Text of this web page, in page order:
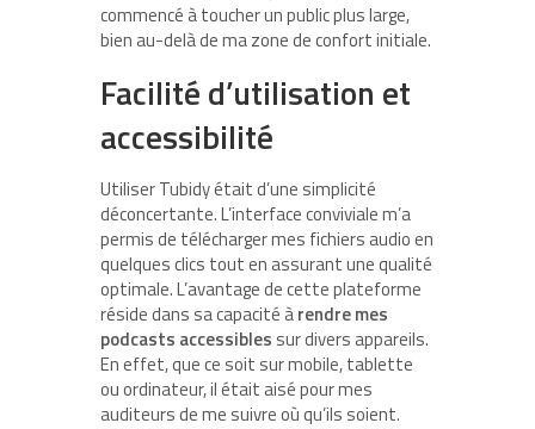
commencé à toucher un public plus large,
bien au-delà de ma zone de confort initiale.
Facilité d’utilisation et
accessibilité
Utiliser Tubidy était d’une simplicité
déconcertante. L’interface conviviale m’a
permis de télécharger mes fichiers audio en
quelques clics tout en assurant une qualité
optimale. L’avantage de cette plateforme
réside dans sa capacité àrendre mes
podcasts accessibles sur divers appareils.
En effet, que ce soit sur mobile, tablette
ou ordinateur, il était aisé pour mes
auditeurs de me suivre où qu’ils soient.